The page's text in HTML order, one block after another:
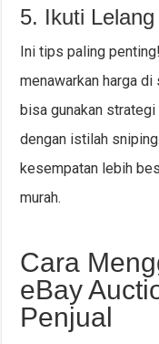
5. Ikuti
Ini tips paling
menawarkan harga
bisa gunakan
dengan istilah
kesempatan lebih
murah.
Cara
eBay
Penjual